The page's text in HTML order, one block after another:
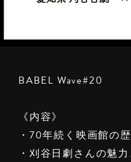
BABEL Wave#20
《内容》
・70年続く映画館の
・刈谷日劇さんの魅